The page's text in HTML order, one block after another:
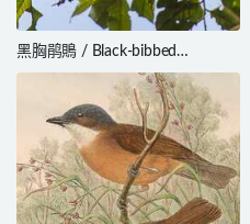
黑胸鹃鵙 / Black-bibbed
Cicadabird / Edolisoma